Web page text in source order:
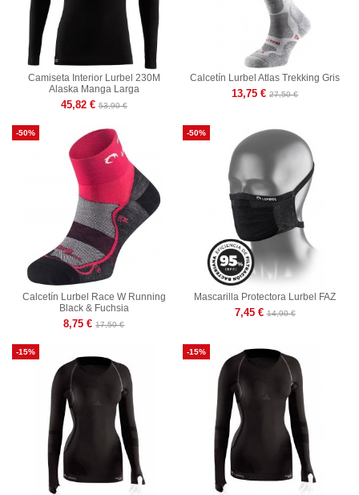
Camiseta Interior Lurbel 230M
Alaska Manga Larga
45,82 € 53,90 €
Calcetín Lurbel Atlas Trekking Gris
13,75 € 27,50 €
-50%
Calcetín Lurbel Race W Running
Black & Fuchsia
8,75 € 17,50 €
-50%
Mascarilla Protectora Lurbel FAZ
7,45 € 14,90 €
-15% -15%